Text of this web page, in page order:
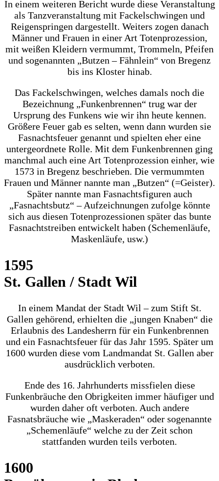
In einem weiteren Bericht wurde diese Veranstaltung
als Tanzveranstaltung mit Fackelschwingen und
Reigenspringen dargestellt. Weiters zogen danach
Männer und Frauen in einer Art Totenprozession,
mit weißen Kleidern vermummt, Trommeln, Pfeifen
und sogenannten „Butzen – Fähnlein“ von Bregenz
bis ins Kloster hinab.
Das Fackelschwingen, welches damals noch die
Bezeichnung „Funkenbrennen“ trug war der
Ursprung des Funkens wie wir ihn heute kennen.
Größere Feuer gab es selten, wenn dann wurden sie
Fasnachtsfeuer genannt und spielten eher eine
untergeordnete Rolle. Mit dem Funkenbrennen ging
manchmal auch eine Art Totenprozession einher, wie
1573 in Bregenz beschrieben. Die vermummten
Frauen und Männer nannte man „Butzen“ (=Geister).
Später nannte man Fasnachtsfiguren auch
„Fasnachtsbutz“ – Aufzeichnungen zufolge könnte
sich aus diesen Totenprozessionen später das bunte
Fasnachtstreiben entwickelt haben (Schemenläufe,
Maskenläufe, usw.)
1595
St. Gallen / Stadt Wil
In einem Mandat der Stadt Wil – zum Stift St.
Gallen gehörend, erhielten die „jungen Knaben“ die
Erlaubnis des Landesherrn für ein Funkenbrennen
und ein Fasnachtsfeuer für das Jahr 1595. Später um
1600 wurden diese vom Landmandat St. Gallen aber
ausdrücklich verboten.
Ende des 16. Jahrhunderts missfielen diese
Funkenbräuche den Obrigkeiten immer häufiger und
wurden daher oft verboten. Auch andere
Fasnatsbräuche wie „Maskeraden“ oder sogenannte
„Schemenläufe“ welche zu der Zeit schon
stattfanden wurden teils verboten.
1600